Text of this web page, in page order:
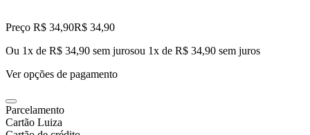
Preço R$ 34,90R$ 34,90
Ou 1x de R$ 34,90 sem jurosou 1x de R$ 34,90 sem juros
Ver opções de pagamento
Parcelamento
Cartão Luiza